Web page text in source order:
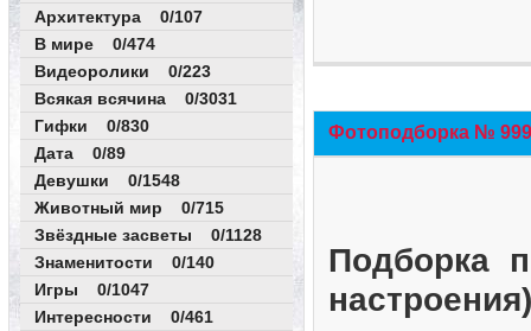
Архитектура 0/107
В мире 0/474
Видеоролики 0/223
Всякая всячина 0/3031
Гифки 0/830
Дата 0/89
Девушки 0/1548
Животный мир 0/715
Звёздные засветы 0/1128
Знаменитости 0/140
Игры 0/1047
Интересности 0/461
Фотоподборка №
Подборка